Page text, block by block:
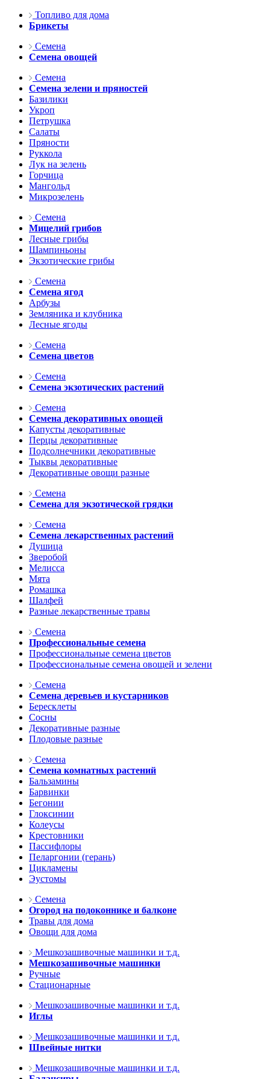
Топливо для дома
Брикеты
Семена
Семена овощей
Семена
Семена зелени и пряностей
Базилики
Укроп
Петрушка
Салаты
Пряности
Руккола
Лук на зелень
Горчица
Мангольд
Микрозелень
Семена
Мицелий грибов
Лесные грибы
Шампиньоны
Экзотические грибы
Семена
Семена ягод
Арбузы
Земляника и клубника
Лесные ягоды
Семена
Семена цветов
Семена
Семена экзотических растений
Семена
Семена декоративных овощей
Капусты декоративные
Перцы декоративные
Подсолнечники декоративные
Тыквы декоративные
Декоративные овощи разные
Семена
Семена для экзотической грядки
Семена
Семена лекарственных растений
Душица
Зверобой
Мелисса
Мята
Ромашка
Шалфей
Разные лекарственные травы
Семена
Профессиональные семена
Профессиональные семена цветов
Профессиональные семена овощей и зелени
Семена
Семена деревьев и кустарников
Бересклеты
Сосны
Декоративные разные
Плодовые разные
Семена
Семена комнатных растений
Бальзамины
Барвинки
Бегонии
Глоксинии
Колеусы
Крестовники
Пассифлоры
Пеларгонии (герань)
Цикламены
Эустомы
Семена
Огород на подоконнике и балконе
Травы для дома
Овощи для дома
Мешкозашивочные машинки и т.д.
Мешкозашивочные машинки
Ручные
Стационарные
Мешкозашивочные машинки и т.д.
Иглы
Мешкозашивочные машинки и т.д.
Швейные нитки
Мешкозашивочные машинки и т.д.